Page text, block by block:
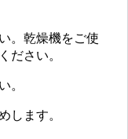
。乾燥機をご使
ださい。
。
します。